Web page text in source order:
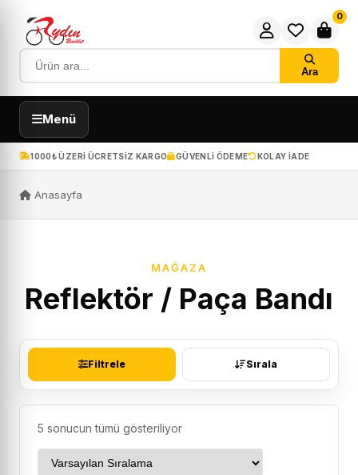
Ara
0
Menü
1000₺ ÜZERI ÜCRETSIZ KARGO GÜVENLI ÖDEME KOLAY IADE
Anasayfa
MAĞAZA
Reflektör / Paça Bandı
Filtrele Sırala
5 sonucun tümü gösteriliyor